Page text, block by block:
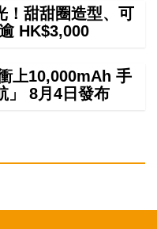
甜甜圈造型、可
HK$3,000
上10,000mAh 手
」 8月4日發布